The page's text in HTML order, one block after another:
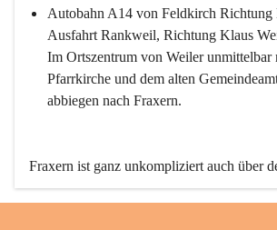
Autobahn A14 von Feldkirch Richtung
Ausfahrt Rankweil, Richtung Klaus
Im Ortszentrum von Weiler unmittelbar
Pfarrkirche und dem alten
abbiegen nach Fraxern.
Fraxern ist ganz unkompliziert auch über
den öffentlichen Verkehrsmitteln zu